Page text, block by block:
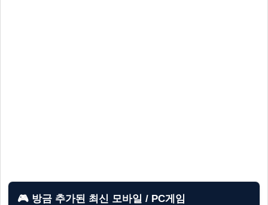
🎮 방금 추가된 최신 모바일 / PC게임